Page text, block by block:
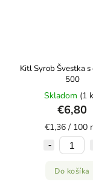
Kitl Syrob Švestka s
500
Skladom (1
€6,80
€1,36 / 100
Do košíka